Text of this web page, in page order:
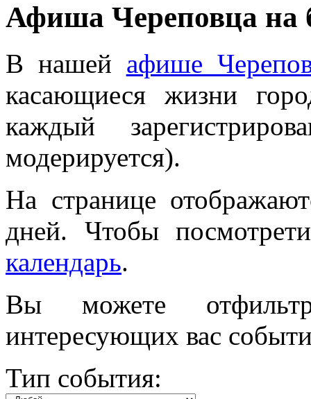
Афиша Череповца на
В нашей афише
касающиеся жизни
каждый
модерируется).
На странице
дней. Чтобы
календарь.
Вы можете
интересующих вас
Тип события: